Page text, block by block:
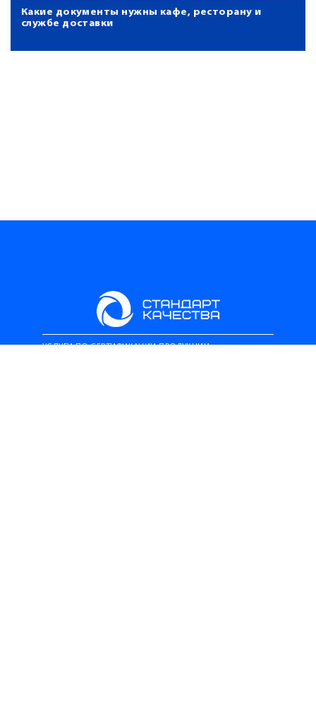
Какие документы нужны кафе, ресторану и
службе доставки
УСЛУГИ ПО СЕРТИФИКАЦИИ ПРОДУКЦИИ